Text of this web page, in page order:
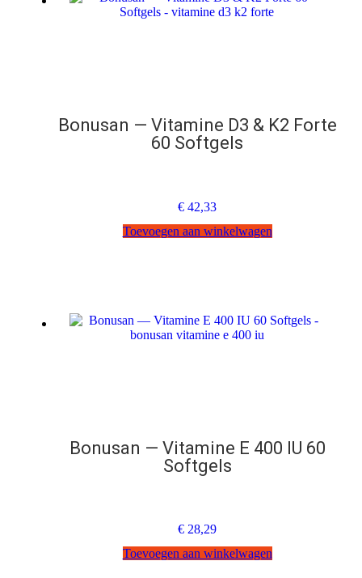
Bonusan — Vitamine D3 & K2 Forte
60 Softgels
€ 42,33
Toevoegen aan winkelwagen
Bonusan — Vitamine E 400 IU 60
Softgels
€ 28,29
Toevoegen aan winkelwagen